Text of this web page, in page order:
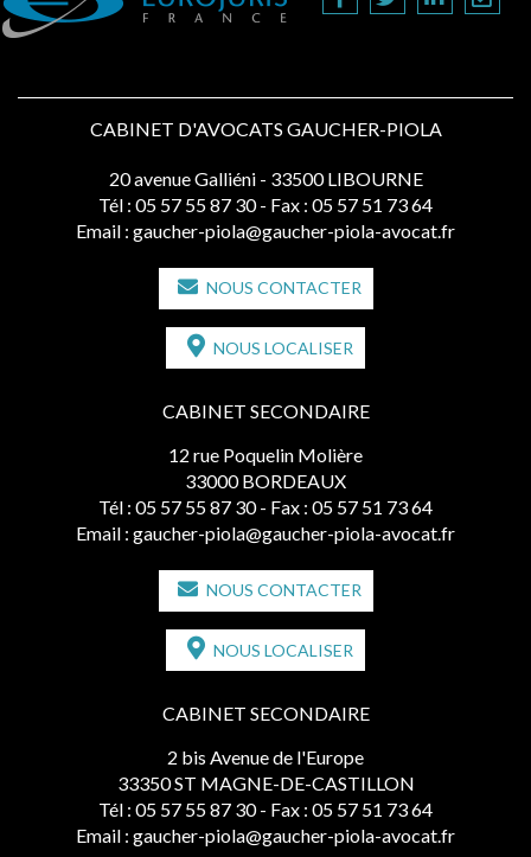
CABINET D'AVOCATS GAUCHER-PIOLA
20 avenue Galliéni - 33500 LIBOURNE
Tél : 05 57 55 87 30 - Fax : 05 57 51 73 64
Email : gaucher-piola@gaucher-piola-avocat.fr
NOUS CONTACTER
NOUS LOCALISER
CABINET SECONDAIRE
12 rue Poquelin Molière
33000 BORDEAUX
Tél : 05 57 55 87 30 - Fax : 05 57 51 73 64
Email : gaucher-piola@gaucher-piola-avocat.fr
NOUS CONTACTER
NOUS LOCALISER
CABINET SECONDAIRE
2 bis Avenue de l'Europe
33350 ST MAGNE-DE-CASTILLON
Tél : 05 57 55 87 30 - Fax : 05 57 51 73 64
Email : gaucher-piola@gaucher-piola-avocat.fr